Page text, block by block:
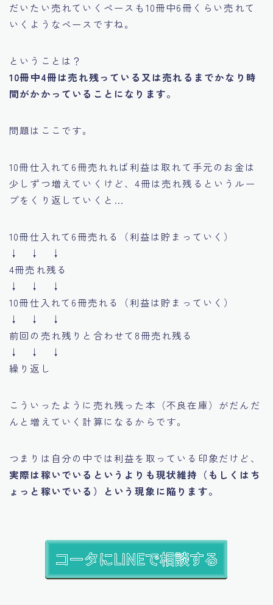
だいたい売れていくペースも10冊中6冊くらい売れて
いくようなペースですね。
ということは？
10冊中4冊は売れ残っている又は売れるまでかなり時
間がかかっていることになります。
問題はここです。
10冊仕入れて6冊売れれば利益は取れて手元のお金は
少しずつ増えていくけど、4冊は売れ残るというルー
プをくり返していくと…
10冊仕入れて6冊売れる（利益は貯まっていく）
↓ ↓ ↓
4冊売れ残る
↓ ↓ ↓
10冊仕入れて6冊売れる（利益は貯まっていく）
↓ ↓ ↓
前回の売れ残りと合わせて8冊売れ残る
↓ ↓ ↓
繰り返し
こういったように売れ残った本（不良在庫）がだんだ
んと増えていく計算になるからです。
つまりは自分の中では利益を取っている印象だけど、
実際は稼いでいるというよりも現状維持（もしくはち
ょっと稼いでいる）という現象に陥ります。